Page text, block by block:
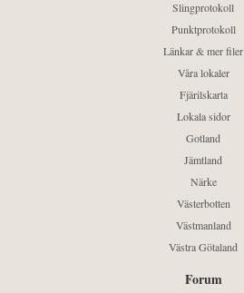
Slingprotokoll
Punktprotokoll
Länkar & mer filer
Våra lokaler
Fjärilskarta
Lokala sidor
Gotland
Jämtland
Närke
Västerbotten
Västmanland
Västra Götaland
Forum